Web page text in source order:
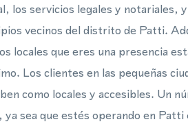
los servicios legales y notariales,
vecinos del distrito de Patti.
locales que eres una presencia
Los clientes en las pequeñas
como locales y accesibles. Un
sea que estés operando en